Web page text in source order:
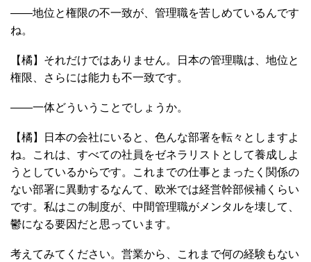
――地位と権限の不一致が、管理職を苦しめているんです
ね。
【橘】それだけではありません。日本の管理職は、地位と
権限、さらには能力も不一致です。
――一体どういうことでしょうか。
【橘】日本の会社にいると、色んな部署を転々としますよ
ね。これは、すべての社員をゼネラリストとして養成しよ
うとしているからです。これまでの仕事とまったく関係の
ない部署に異動するなんて、欧米では経営幹部候補くらい
です。私はこの制度が、中間管理職がメンタルを壊して、
鬱になる要因だと思っています。
考えてみてください。営業から、これまで何の経験もない